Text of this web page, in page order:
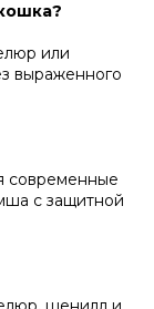
или
выраженного
современные
с защитной